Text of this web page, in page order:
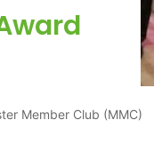
Member Club (MMC)